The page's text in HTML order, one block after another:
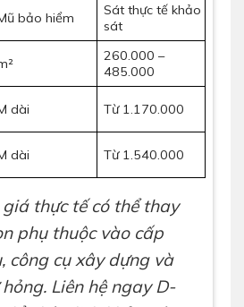
bảo hiểm
Sát thực tế khảo
sát
260.000 –
485.000
dài Từ 1.170.000
dài Từ 1.540.000
thực tế có thể thay
phụ thuộc vào cấp
công cụ xây dựng và
Liên hệ ngay D-